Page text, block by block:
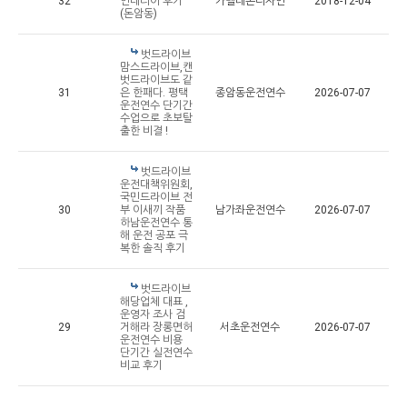
(돈암동)
31
벗드라이브
맘스드라이브,캔
벗드라이브도 같
은 한패다. 평택
운전연수 단기간
수업으로 초보탈
출한 비결 !
종암동운전연수 2026-07-07
30
벗드라이브
운전대책위원회,
국민드라이브 전
부 이새끼 작품
하남운전연수 통
해 운전 공포 극
복한 솔직 후기
남가좌운전연수 2026-07-07
29
벗드라이브
해당업체 대표 ,
운영자 조사 검
거해라 장롱면허
운전연수 비용
단기간 실전연수
비교 후기
서초운전연수 2026-07-07